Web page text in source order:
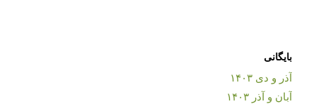
بایگانی
آذر و دی ۱۴۰۳
آبان و آذر ۱۴۰۳